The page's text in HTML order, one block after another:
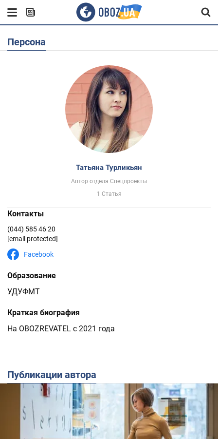
Персона
Татьяна Турликьян
Автор отдела Спецпроекты
1 Статья
Контакты
(044) 585 46 20
[email protected]
Facebook
Образование
УДУФМТ
Краткая биография
На OBOZREVATEL c 2021 года
Публикации автора